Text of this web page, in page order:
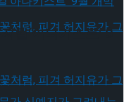
컬’아나키스트’ 9